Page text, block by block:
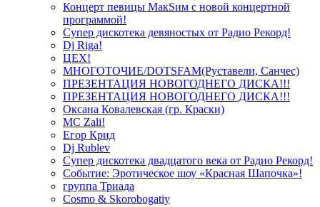
Концерт певицы МакSим с новой концертной
программой!
Супер дискотека девяностых от Радио Рекорд!
Dj Riga!
ЦЕХ!
МНОГОТОЧИЕ/DOTSFAM(Руставели, Санчес)
ПРЕЗЕНТАЦИЯ НОВОГОДНЕГО ДИСКА!!!
ПРЕЗЕНТАЦИЯ НОВОГОДНЕГО ДИСКА!!!
Оксана Ковалевская (гр. Краски)
MC Zali!
Егор Крид
Dj Rublev
Супер дискотека двадцатого века от Радио Рекорд!
Событие: Эротическое шоу «Красная Шапочка»!
группа Триада
Cosmo & Skorobogatiy